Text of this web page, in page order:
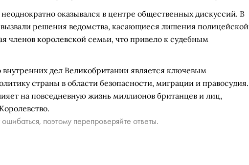
оказывался в центре общественных дискуссий. В
решения ведомства, касающиеся лишения полицейской
членов королевской семьи, что привело к судебным
дел Великобритании является ключевым
страны в области безопасности, миграции и правосудия.
на повседневную жизнь миллионов британцев и лиц,
поэтому перепроверяйте ответы.